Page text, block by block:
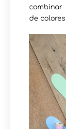
combinar
de